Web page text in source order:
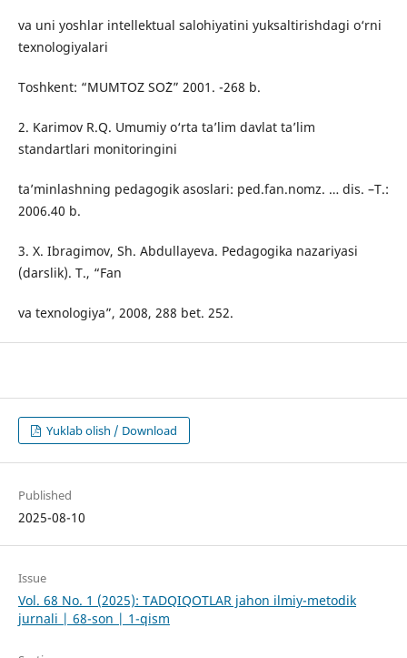
va uni yoshlar intellektual salohiyatini yuksaltirishdagi o‘rni
texnologiyalari
Toshkent: “MUMTOZ SO`Z” 2001. -268 b.
2. Karimov R.Q. Umumiy o‘rta ta’lim davlat ta’lim
standartlari monitoringini
ta’minlashning pedagogik asoslari: ped.fan.nomz. … dis. –T.:
2006.40 b.
3. X. Ibragimov, Sh. Abdullayeva. Pedagogika nazariyasi
(darslik). T., “Fan
va texnologiya”, 2008, 288 bet. 252.
Yuklab olish / Download
Published
2025-08-10
Issue
Vol. 68 No. 1 (2025): TADQIQOTLAR jahon ilmiy-metodik
jurnali | 68-son | 1-qism